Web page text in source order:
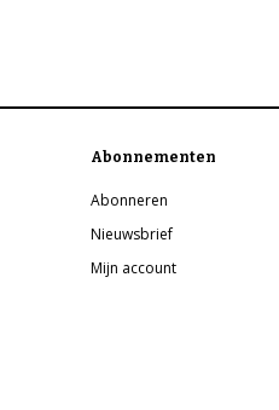
Abonnementen
Abonneren
Nieuwsbrief
Mijn account